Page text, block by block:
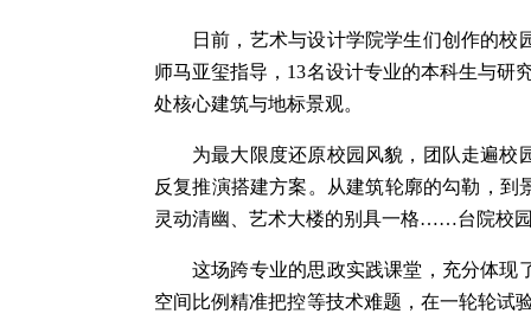
日前，艺术与设计学院学生们创作的
师马亚玺指导，13名设计专业的本科生与研
处核心建筑与地标景观。
为最大限度还原校园风貌，团队走遍校
反复推演搭建方案。从建筑轮廓的勾勒，
灵动清幽、艺术大楼的别具一格……台院校
这场跨专业的思政实践课堂，充分体现
空间比例精准把控等技术难题，在一轮轮试